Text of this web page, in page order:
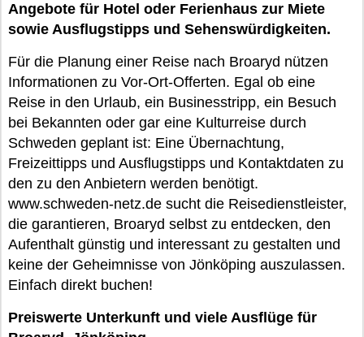
Angebote für Hotel oder Ferienhaus zur Miete
sowie Ausflugstipps und Sehenswürdigkeiten.
Für die Planung einer Reise nach Broaryd nützen
Informationen zu Vor-Ort-Offerten. Egal ob eine
Reise in den Urlaub, ein Businesstripp, ein Besuch
bei Bekannten oder gar eine Kulturreise durch
Schweden geplant ist: Eine Übernachtung,
Freizeittipps und Ausflugstipps und Kontaktdaten zu
den zu den Anbietern werden benötigt.
www.schweden-netz.de sucht die Reisedienstleister,
die garantieren, Broaryd selbst zu entdecken, den
Aufenthalt günstig und interessant zu gestalten und
keine der Geheimnisse von Jönköping auszulassen.
Einfach direkt buchen!
Preiswerte Unterkunft und viele Ausflüge für